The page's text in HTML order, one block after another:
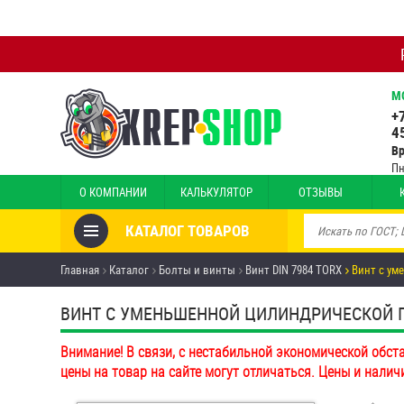
О КОМПАНИИ КАЛЬКУЛЯТОР ОТЗЫВЫ
КАТАЛОГ ТОВАРОВ
Товары со скидкой
Анкеры
Антивандальный крепёж,
инструмент
Болты и винты
Главная Каталог Болты и винты Винт DIN 7984 TORX Винт с
ВИНТ С УМЕНЬШЕННОЙ ЦИЛИНДРИЧЕСКОЙ
Внимание! В связи, с нестабильной экономической
цены на товар на сайте могут отличаться. Цены и